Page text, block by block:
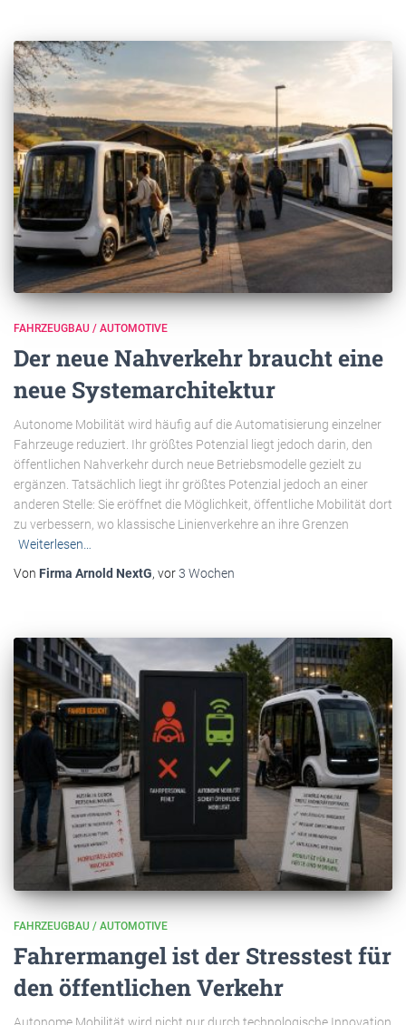
FAHRZEUGBAU / AUTOMOTIVE
Der neue Nahverkehr braucht eine
neue Systemarchitektur
Autonome Mobilität wird häufig auf die Automatisierung einzelner
Fahrzeuge reduziert. Ihr größtes Potenzial liegt jedoch darin, den
öffentlichen Nahverkehr durch neue Betriebsmodelle gezielt zu
ergänzen. Tatsächlich liegt ihr größtes Potenzial jedoch an einer
anderen Stelle: Sie eröffnet die Möglichkeit, öffentliche Mobilität dort
zu verbessern, wo klassische Linienverkehre an ihre Grenzen
Weiterlesen…
Von Firma Arnold NextG, vor3 Wochen
FAHRZEUGBAU / AUTOMOTIVE
Fahrermangel ist der Stresstest für
den öffentlichen Verkehr